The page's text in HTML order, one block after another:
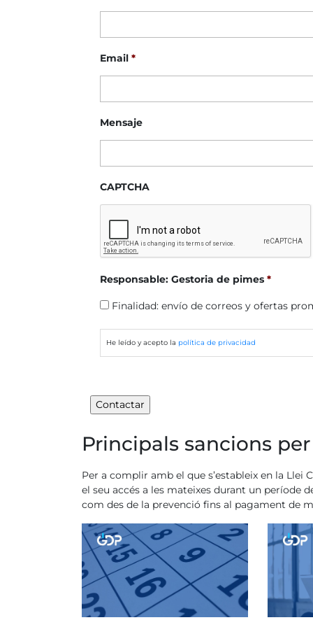
Email *
Mensaje
CAPTCHA
Responsable: Gestoria de pimes *
Finalidad: envío de correos y ofertas
He leído y acepto la política de privacidad
Principals sancions
Per a complir amb el que s’estableix en la
el seu accés a les mateixes durant un període
com des de la prevenció fins al pagament de